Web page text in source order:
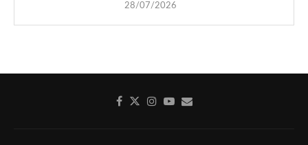
28/07/2026